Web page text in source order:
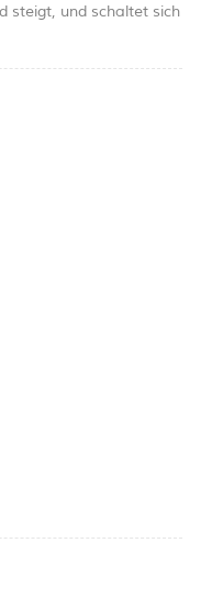
steigt, und schaltet sich